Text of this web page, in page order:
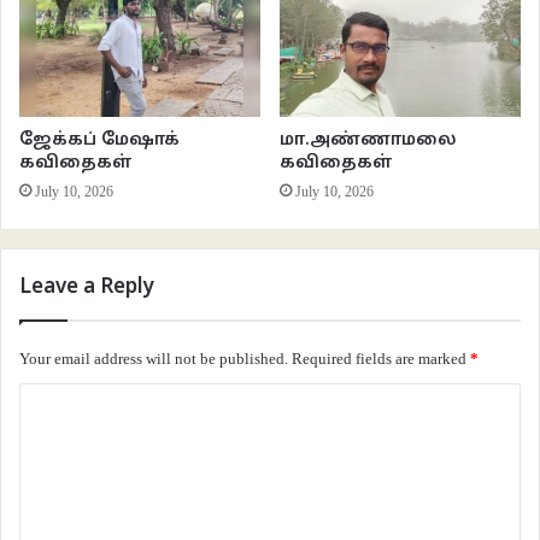
ஈரம் இல்லை
கண்ணீரில் உப்பும் இல்லை.
2. பூமியோடு சேர்ந்த சக்கரம்
தானும் சுற்றுகிறது
தனக்குள்ளும் சுற்றுகிறது.
3. ஈசல் பூச்சிக்கு
ஜேக்கப் மேஷாக்
கவிதைகள்
July 10, 2026
மா.அண்ணாமலை
கவிதைகள்
July 10, 2026
Leave a Reply
Your email address will not be published. Required fields are marked *